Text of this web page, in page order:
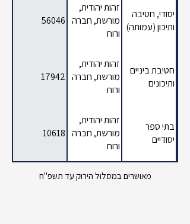
יסודי, חטיבה
ותיכון (עמותה)
זהות יהודית,
מורשת, חברה
ורוח
56046
חטיבת ביניים
ותיכונים
זהות יהודית,
מורשת, חברה
ורוח
17942
בתי ספר
יסודיים
זהות יהודית,
מורשת, חברה
ורוח
10618
מאושרים במסלול הירוק עד תשפ"ח